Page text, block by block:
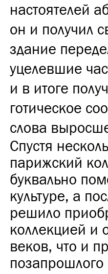
настоятелей
он и получил
здание
уцелевшие
и в итоге
готическое
слова
Спустя
парижский
буквально
культуре, а
решило
коллекцией и
веков, что и
позапрошлого